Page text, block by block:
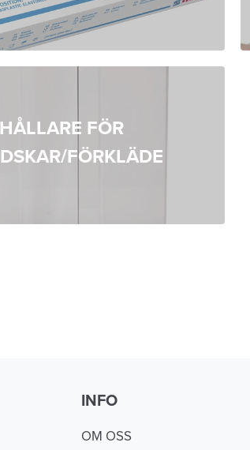
HÅLLARE FÖR
FÖRKLÄDE
INFO
OM OSS